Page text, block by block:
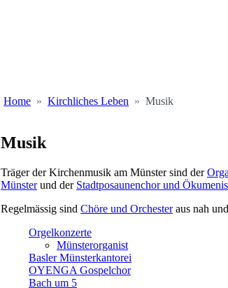
Home Kirchliches Leben Musik
Musik
Träger der Kirchenmusik am Münster sind der
Münsterund der Stadtposaunenchor und
Regelmässig sind Chöre und Orchesteraus nah
Orgelkonzerte
Münsterorganist
Basler Münsterkantorei
OYENGA Gospelchor
Bach um 5